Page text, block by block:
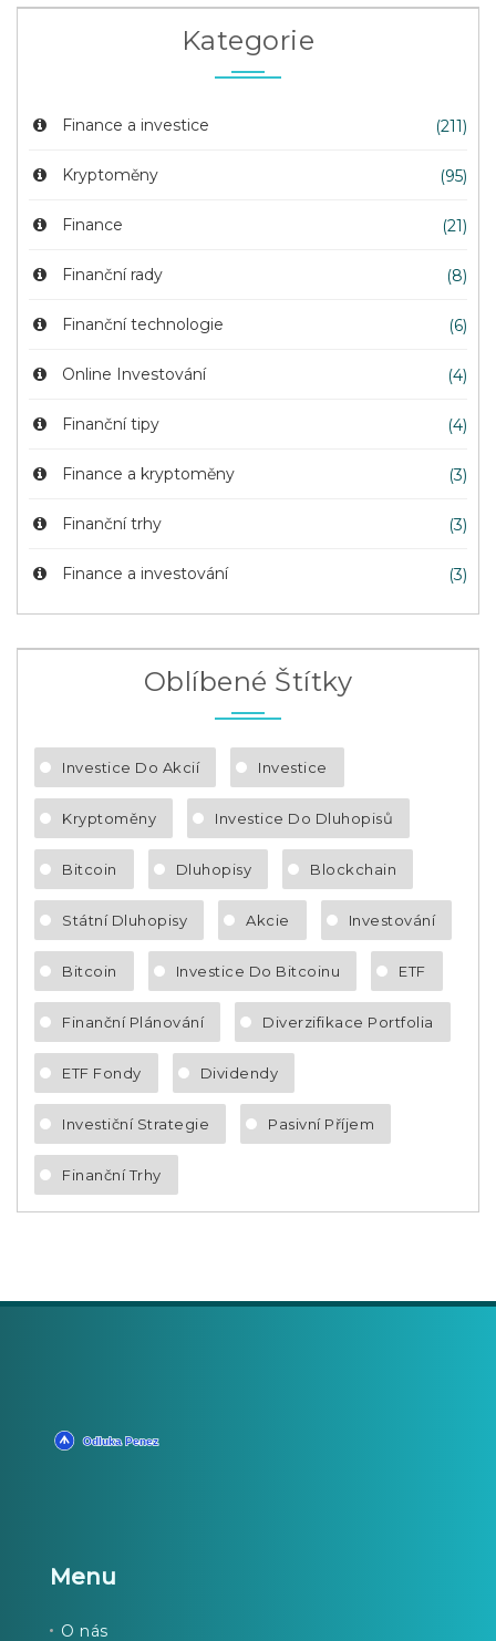
Kategorie
Finance a investice (211)
Kryptoměny (95)
Finance (21)
Finanční rady (8)
Finanční technologie (6)
Online Investování (4)
Finanční tipy (4)
Finance a kryptoměny (3)
Finanční trhy (3)
Finance a investování (3)
Oblíbené Štítky
Investice Do Akcií Investice
Kryptoměny Investice Do Dluhopisů
Bitcoin Dluhopisy Blockchain
Státní Dluhopisy Akcie Investování
Bitcoin Investice Do Bitcoinu ETF
Finanční Plánování Diverzifikace Portfolia
ETF Fondy Dividendy
Investiční Strategie Pasivní Příjem
Finanční Trhy
Menu
O nás